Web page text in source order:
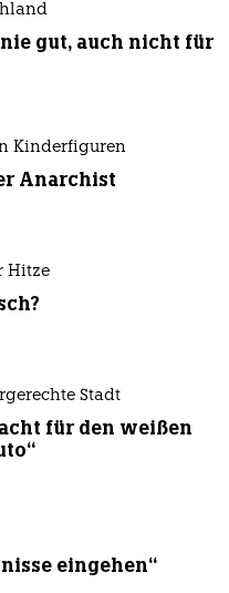
gut, auch nicht für
Kinderfiguren
Anarchist
Hitze
Stadt
für den weißen
eingehen“